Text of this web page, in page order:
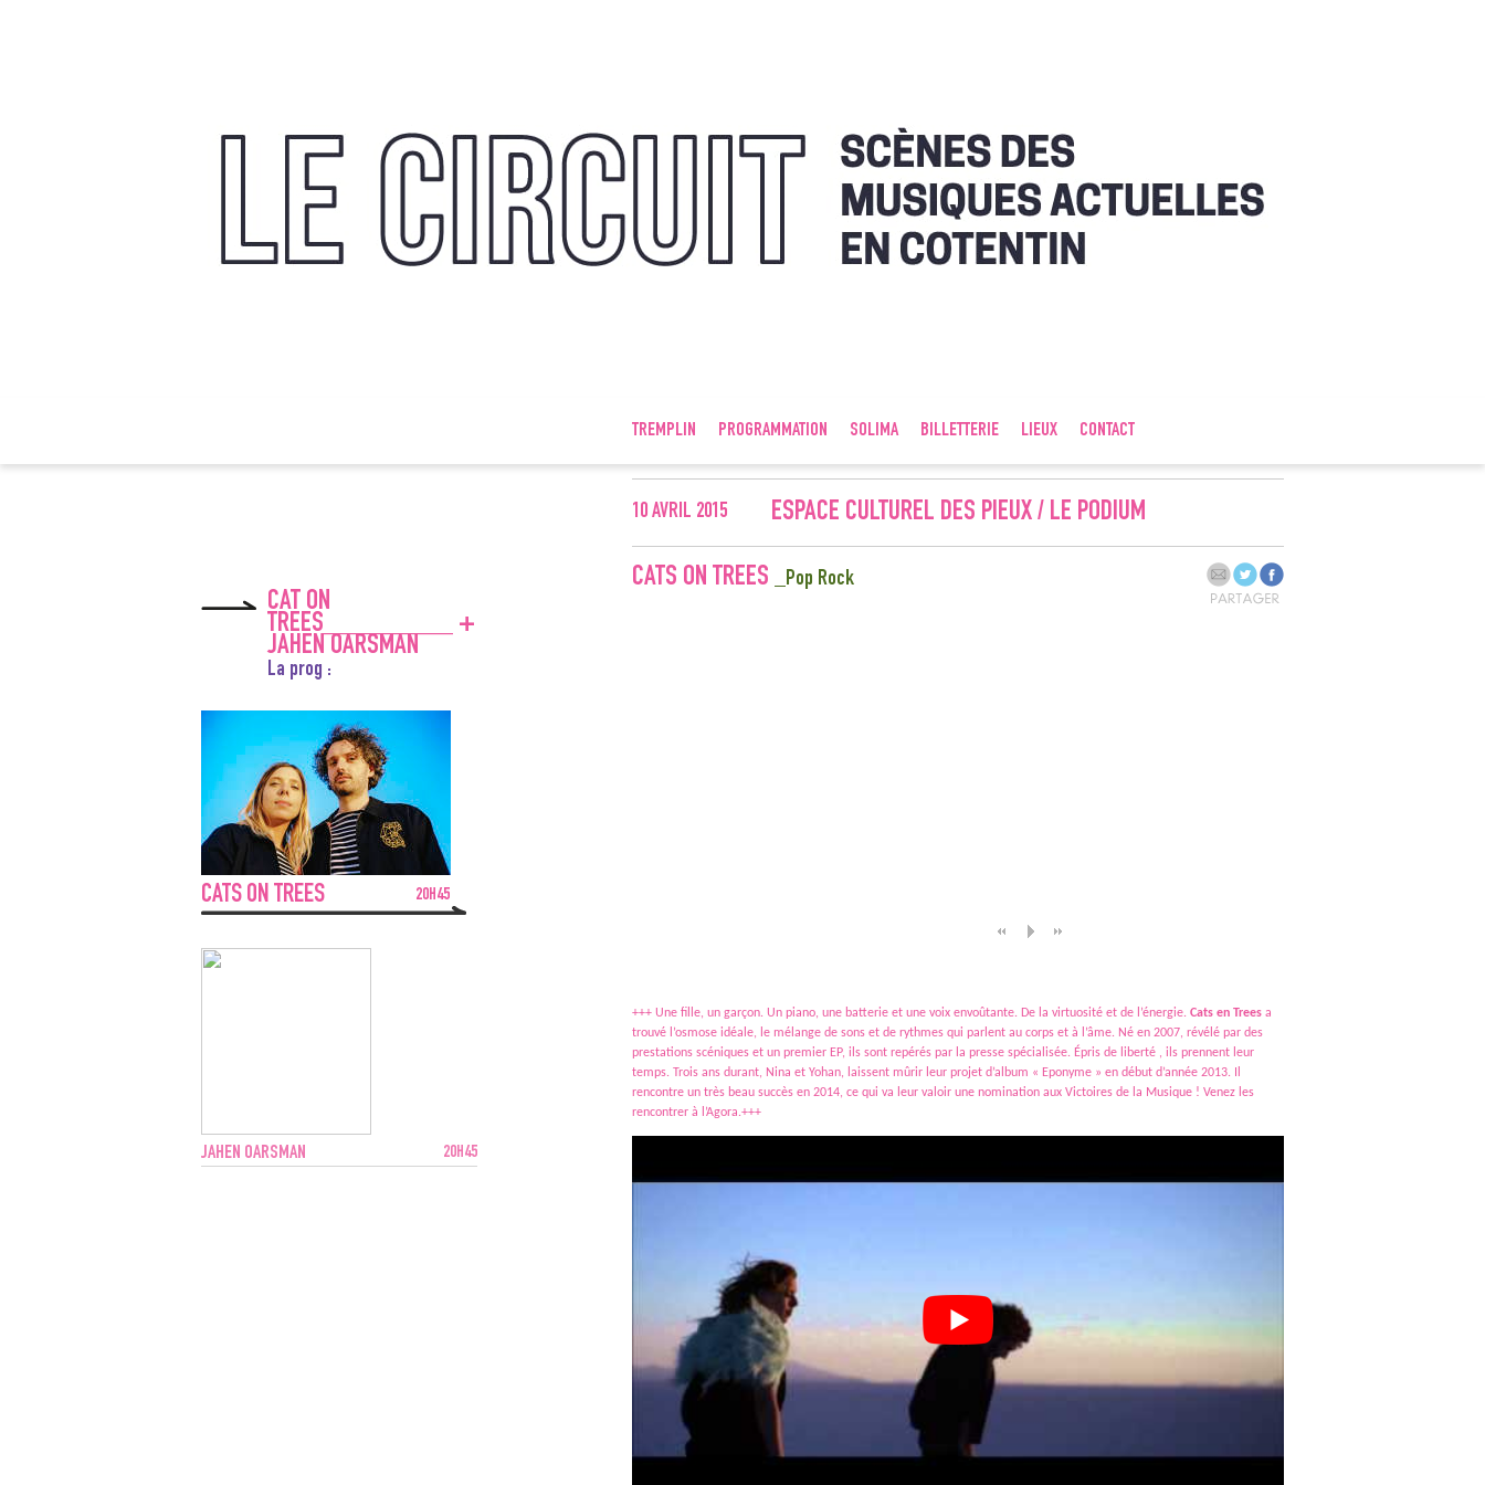
TREMPLIN PROGRAMMATION SOLIMA BILLETTERIE LIEUX CONTACT
10 AVRIL 2015 ESPACE CULTUREL DES PIEUX / LE PODIUM
CATS ON TREES _Pop Rock
+++ Une fille, un garçon. Un piano, une batterie et une voix envoûtante. De la virtuosité et de l’énergie. Cats en Trees a
trouvé l’osmose idéale, le mélange de sons et de rythmes qui parlent au corps et à l’âme. Né en 2007, révélé par des
prestations scéniques et un premier EP, ils sont repérés par la presse spécialisée. Épris de liberté , ils prennent leur
temps. Trois ans durant, Nina et Yohan, laissent mûrir leur projet d’album « Eponyme » en début d’année 2013. Il
rencontre un très beau succès en 2014, ce qui va leur valoir une nomination aux Victoires de la Musique ! Venez les
rencontrer à l’Agora.+++
CAT ON
TREES_________ +
JAHEN OARSMAN
La prog :
CATS ON TREES 20H45
JAHEN OARSMAN 20H45